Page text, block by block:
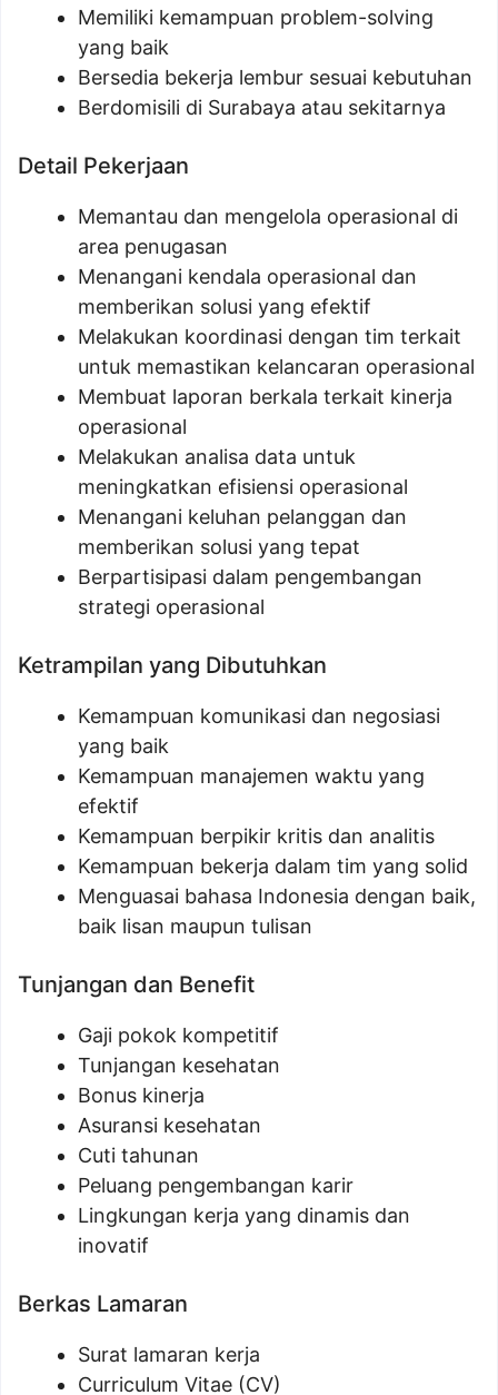
Memiliki kemampuan problem-solving
yang baik
Bersedia bekerja lembur sesuai kebutuhan
Berdomisili di Surabaya atau sekitarnya
Detail Pekerjaan
Memantau dan mengelola operasional di
area penugasan
Menangani kendala operasional dan
memberikan solusi yang efektif
Melakukan koordinasi dengan tim terkait
untuk memastikan kelancaran operasional
Membuat laporan berkala terkait kinerja
operasional
Melakukan analisa data untuk
meningkatkan efisiensi operasional
Menangani keluhan pelanggan dan
memberikan solusi yang tepat
Berpartisipasi dalam pengembangan
strategi operasional
Ketrampilan yang Dibutuhkan
Kemampuan komunikasi dan negosiasi
yang baik
Kemampuan manajemen waktu yang
efektif
Kemampuan berpikir kritis dan analitis
Kemampuan bekerja dalam tim yang solid
Menguasai bahasa Indonesia dengan baik,
baik lisan maupun tulisan
Tunjangan dan Benefit
Gaji pokok kompetitif
Tunjangan kesehatan
Bonus kinerja
Asuransi kesehatan
Cuti tahunan
Peluang pengembangan karir
Lingkungan kerja yang dinamis dan
inovatif
Berkas Lamaran
Surat lamaran kerja
Curriculum Vitae (CV)